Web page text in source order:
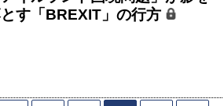
す「BREXIT」の行方